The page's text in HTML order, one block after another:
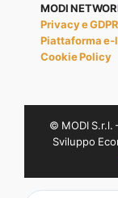
MODI
Privacy e GDPR
Piattaforma
Cookie Policy
© MODI
Sviluppo